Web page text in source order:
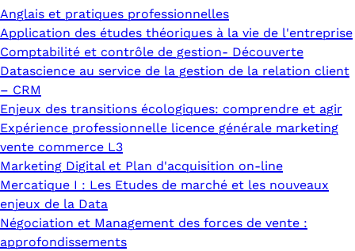
Anglais et pratiques professionnelles
Application des études théoriques à la vie de l'entreprise
Comptabilité et contrôle de gestion- Découverte
Datascience au service de la gestion de la relation client
– CRM
Enjeux des transitions écologiques: comprendre et agir
Expérience professionnelle licence générale marketing
vente commerce L3
Marketing Digital et Plan d'acquisition on-line
Mercatique I : Les Etudes de marché et les nouveaux
enjeux de la Data
Négociation et Management des forces de vente :
approfondissements